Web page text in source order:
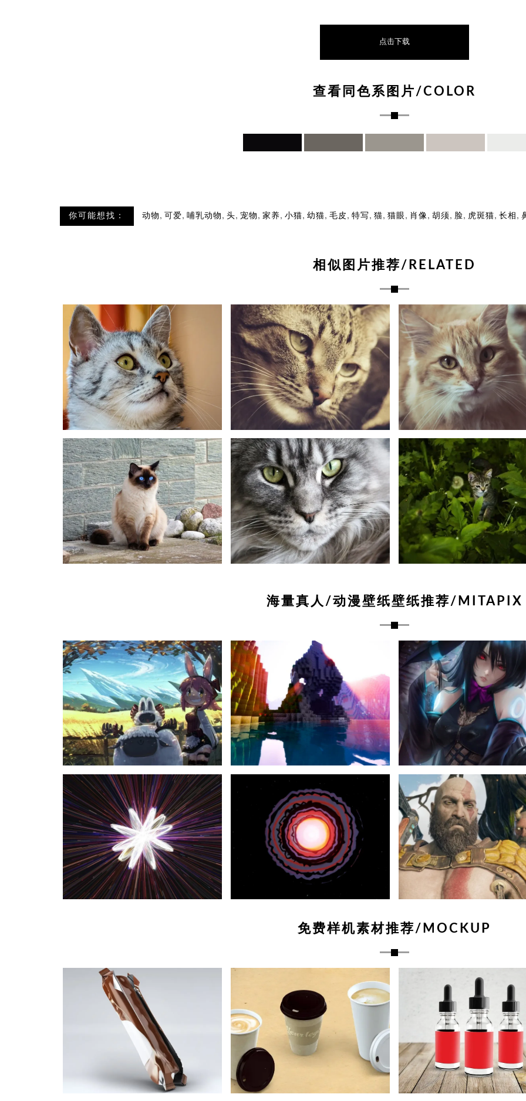
点击下载
查看同色系图片/COLOR
你可能想找： 动物 , 可爱, 哺乳动物 , 头, 宠物 , 家养, 小猫, 幼猫, 毛皮 , 特写, 猫, 猫眼 , 肖像, 胡须 , 脸, 虎斑猫, 长相 ,
相似图片推荐/RELATED
海量真人/动漫壁纸壁纸推荐/MITAPIX
免费样机素材推荐/MOCKUP